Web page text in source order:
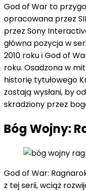
God of War to
opracowana przez
przez Sony
główna pozycja w
2010 roku i God of
roku. Osadzona w
historię tytułowego
zostają wysłani, by
skradziony przez
Bóg Wojny:
God of War:
z tej serii, wciąż